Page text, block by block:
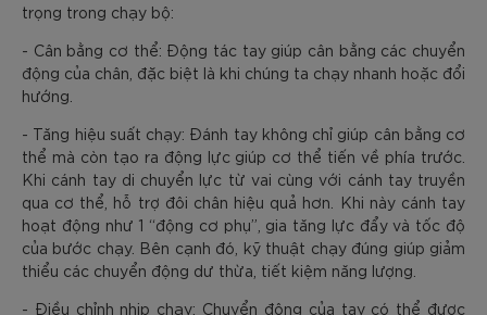
trọng trong chạy bộ:
- Cân bằng cơ thể: Động tác tay giúp cân bằng các chuyển
động của chân, đặc biệt là khi chúng ta chạy nhanh hoặc đổi
hướng.
- Tăng hiệu suất chạy: Đánh tay không chỉ giúp cân bằng cơ
thể mà còn tạo ra động lực giúp cơ thể tiến về phía trước.
Khi cánh tay di chuyển lực từ vai cùng với cánh tay truyền
qua cơ thể, hỗ trợ đôi chân hiệu quả hơn. Khi này cánh tay
hoạt động như 1 “động cơ phụ”, gia tăng lực đẩy và tốc độ
của bước chạy. Bên cạnh đó, kỹ thuật chạy đúng giúp giảm
thiểu các chuyển động dư thừa, tiết kiệm năng lượng.
- Điều chỉnh nhịp chạy: Chuyển động của tay có thể được